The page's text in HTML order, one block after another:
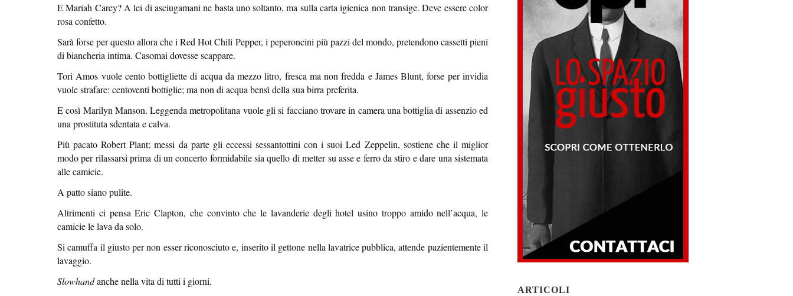
E Mariah Carey? A lei di asciugamani ne basta uno soltanto, ma sulla carta igienica non transige. Deve essere color
rosa confetto.
Sarà forse per questo allora che i Red Hot Chili Pepper, i peperoncini più pazzi del mondo, pretendono cassetti pieni
di biancheria intima. Casomai dovesse scappare.
Tori Amos vuole cento bottigliette di acqua da mezzo litro, fresca ma non fredda e James Blunt, forse per invidia
vuole strafare: centoventi bottiglie; ma non di acqua bensì della sua birra preferita.
E così Marilyn Manson. Leggenda metropolitana vuole gli si facciano trovare in camera una bottiglia di assenzio ed
una prostituta sdentata e calva.
Più pacato Robert Plant; messi da parte gli eccessi sessantottini con i suoi Led Zeppelin, sostiene che il miglior
modo per rilassarsi prima di un concerto formidabile sia quello di metter su asse e ferro da stiro e dare una sistemata
alle camicie.
A patto siano pulite.
Altrimenti ci pensa Eric Clapton, che convinto che le lavanderie degli hotel usino troppo amido nell’acqua, le
camicie le lava da solo.
Si camuffa il giusto per non esser riconosciuto e, inserito il gettone nella lavatrice pubblica, attende pazientemente il
lavaggio.
Slowhandanche nella vita di tutti i giorni.
ARTICOLI